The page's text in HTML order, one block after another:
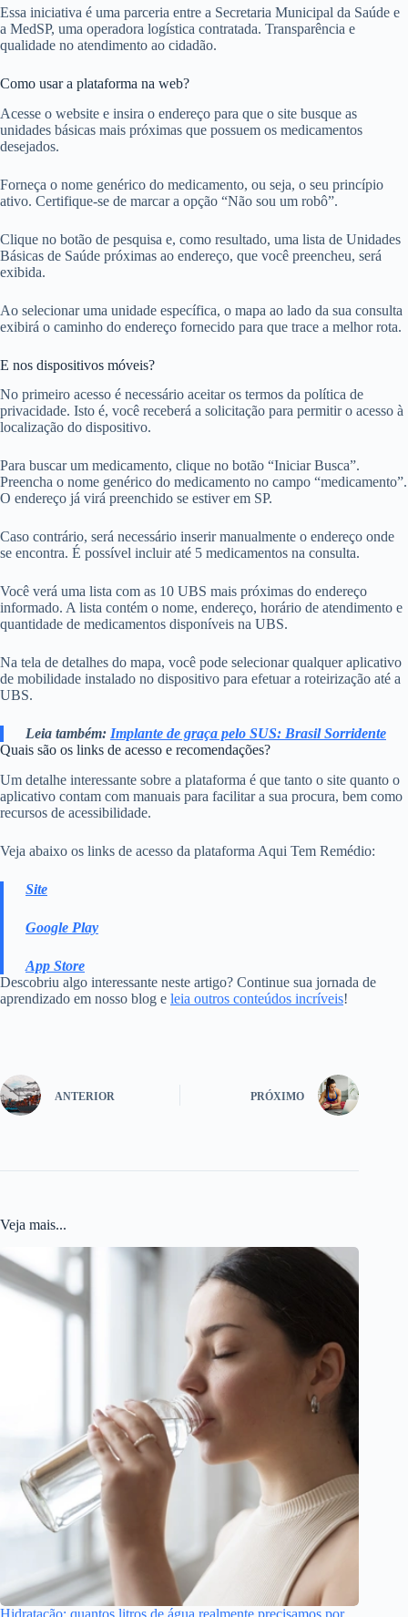
Essa iniciativa é uma parceria entre a Secretaria Municipal da Saúde e
a MedSP, uma operadora logística contratada. Transparência e
qualidade no atendimento ao cidadão.
Como usar a plataforma na web?
Acesse o website e insira o endereço para que o site busque as
unidades básicas mais próximas que possuem os medicamentos
desejados.
Forneça o nome genérico do medicamento, ou seja, o seu princípio
ativo. Certifique-se de marcar a opção “Não sou um robô”.
Clique no botão de pesquisa e, como resultado, uma lista de Unidades
Básicas de Saúde próximas ao endereço, que você preencheu, será
exibida.
Ao selecionar uma unidade específica, o mapa ao lado da sua consulta
exibirá o caminho do endereço fornecido para que trace a melhor rota.
E nos dispositivos móveis?
No primeiro acesso é necessário aceitar os termos da política de
privacidade. Isto é, você receberá a solicitação para permitir o acesso à
localização do dispositivo.
Para buscar um medicamento, clique no botão “Iniciar Busca”.
Preencha o nome genérico do medicamento no campo “medicamento”.
O endereço já virá preenchido se estiver em SP.
Caso contrário, será necessário inserir manualmente o endereço onde
se encontra. É possível incluir até 5 medicamentos na consulta.
Você verá uma lista com as 10 UBS mais próximas do endereço
informado. A lista contém o nome, endereço, horário de atendimento e
quantidade de medicamentos disponíveis na UBS.
Na tela de detalhes do mapa, você pode selecionar qualquer aplicativo
de mobilidade instalado no dispositivo para efetuar a roteirização até a
UBS.
Leia também: Implante de graça pelo SUS: Brasil Sorridente
Quais são os links de acesso e recomendações?
Um detalhe interessante sobre a plataforma é que tanto o site quanto o
aplicativo contam com manuais para facilitar a sua procura, bem como
recursos de acessibilidade.
Veja abaixo os links de acesso da plataforma Aqui Tem Remédio:
Site
Google Play
App Store
Descobriu algo interessante neste artigo? Continue sua jornada de
aprendizado em nosso blog e leia outros conteúdos incríveis!
ANTERIOR PRÓXIMO
Veja mais...